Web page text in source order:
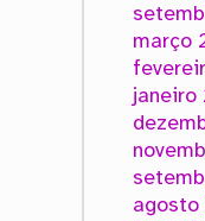
março
janeiro
agosto